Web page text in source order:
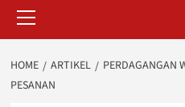
Menu
HOME ARTIKEL
PERDAGANGAN
PESANAN